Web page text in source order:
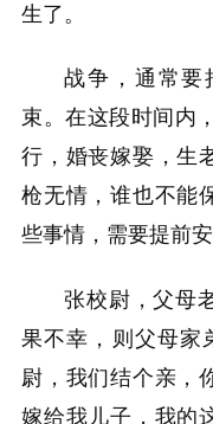
生了。
战争，通常要
束。在这段时间内
行，婚丧嫁娶，生
枪无情，谁也不能
些事情，需要提前安
张校尉，父母
果不幸，则父母家
尉，我们结个亲，
嫁给我儿子，我的